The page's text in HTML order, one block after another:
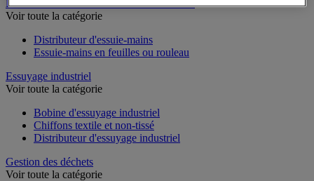
Essuie-mains et distributeur d’essuie-mains
Distributeur d'essuie-mains
Essuyage industriel
Bobine d'essuyage industriel
Chiffons textile et non-tissé
Gestion des déchets